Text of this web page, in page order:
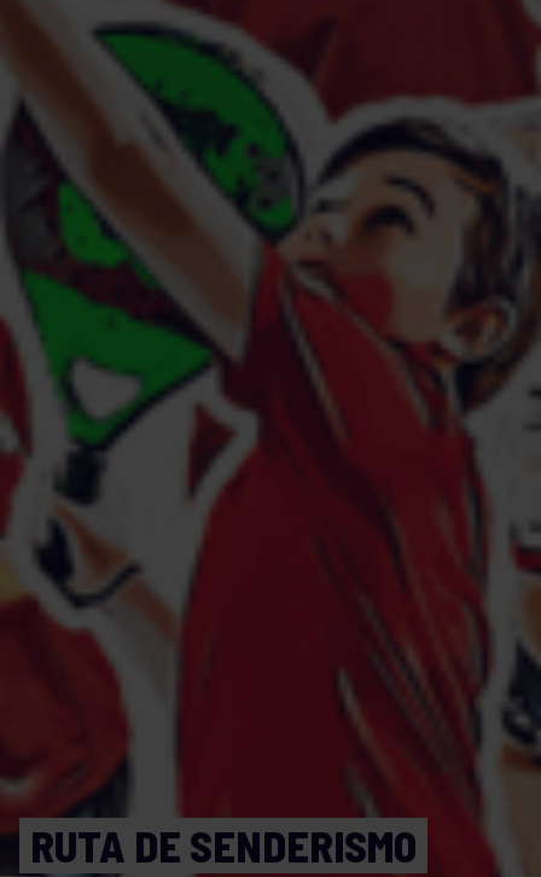
RUTA DE SENDERISMO